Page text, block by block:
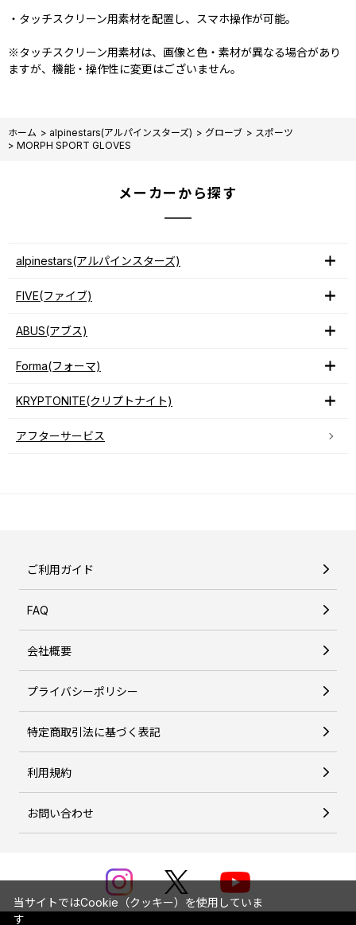
・タッチスクリーン用素材を配置し、スマホ操作が可能。
※タッチスクリーン用素材は、画像と色・素材が異なる場合があり
ますが、機能・操作性に変更はございません。
ホーム > alpinestars(アルパインスターズ) > グローブ > スポーツ
> MORPH SPORT GLOVES
メーカーから探す
alpinestars(アルパインスターズ)
FIVE(ファイブ)
ABUS(アブス)
Forma(フォーマ)
KRYPTONITE(クリプトナイト)
アフターサービス
ご利用ガイド
FAQ
会社概要
プライバシーポリシー
特定商取引法に基づく表記
利用規約
お問い合わせ
当サイトではCookie（クッキー）を使用していま
す